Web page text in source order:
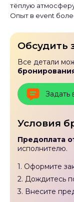
тёплую
Опыт в event
Обсудить
Все детали
Задать
Условия
Предоплата
исполнителю.
1. Оформите
2. Дождитесь
3. Внесите